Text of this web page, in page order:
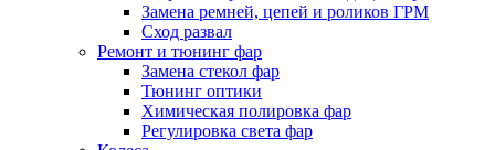
Замена ремней, цепей и роликов ГРМ
Сход развал
Ремонт и тюнинг фар
Замена стекол фар
Тюнинг оптики
Химическая полировка фар
Регулировка света фар